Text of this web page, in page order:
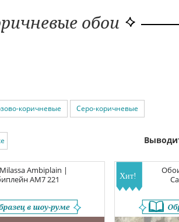
обои
коричневые Серо-коричневые
Milassa Ambiplain |
AM7 221